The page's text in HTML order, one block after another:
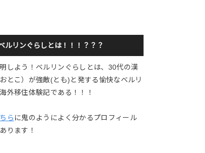
ルリンぐらしとは！！！？？？
しよう！ベルリンぐらしとは、30代の漢
おとこ）が強敵(とも)と発する愉快なベルリ
外移住体験記である！！！
ら に鬼のようによく分かるプロフィール
ります！